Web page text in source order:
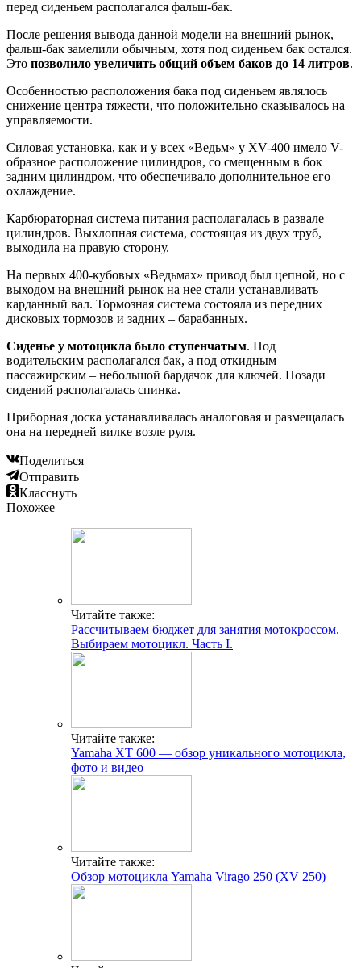
перед сиденьем располагался фальш-бак.
После решения вывода данной модели на внешний рынок,
фальш-бак замелили обычным, хотя под сиденьем бак остался.
Это позволило увеличить общий объем баков до 14 литров.
Особенностью расположения бака под сиденьем являлось
снижение центра тяжести, что положительно сказывалось на
управляемости.
Силовая установка, как и у всех «Ведьм» у XV-400 имело V-
образное расположение цилиндров, со смещенным в бок
задним цилиндром, что обеспечивало дополнительное его
охлаждение.
Карбюраторная система питания располагалась в развале
цилиндров. Выхлопная система, состоящая из двух труб,
выходила на правую сторону.
На первых 400-кубовых «Ведьмах» привод был цепной, но с
выходом на внешний рынок на нее стали устанавливать
карданный вал. Тормозная система состояла из передних
дисковых тормозов и задних – барабанных.
Сиденье у мотоцикла было ступенчатым. Под
водительским располагался бак, а под откидным
пассажирским – небольшой бардачок для ключей. Позади
сидений располагалась спинка.
Приборная доска устанавливалась аналоговая и размещалась
она на передней вилке возле руля.
Поделиться
Отправить
Класснуть
Похожее
Читайте также:
Рассчитываем бюджет для занятия мотокроссом.
Выбираем мотоцикл. Часть I.
Читайте также:
Yamaha XT 600 — обзор уникального мотоцикла,
фото и видео
Читайте также:
Обзор мотоцикла Yamaha Virago 250 (XV 250)